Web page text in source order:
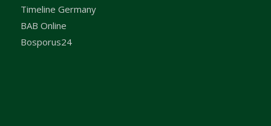
Timeline Germany
BAB Online
Bosporus24